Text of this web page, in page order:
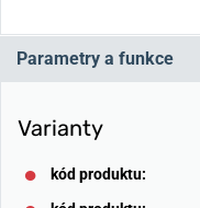
Parametry a funkce
Varianty
kód produktu: